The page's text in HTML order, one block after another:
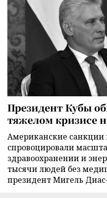
Президент Кубы
тяжелом кризисе
Американские санкции
спровоцировали
здравоохранении и
тысячи людей без
президент Мигель